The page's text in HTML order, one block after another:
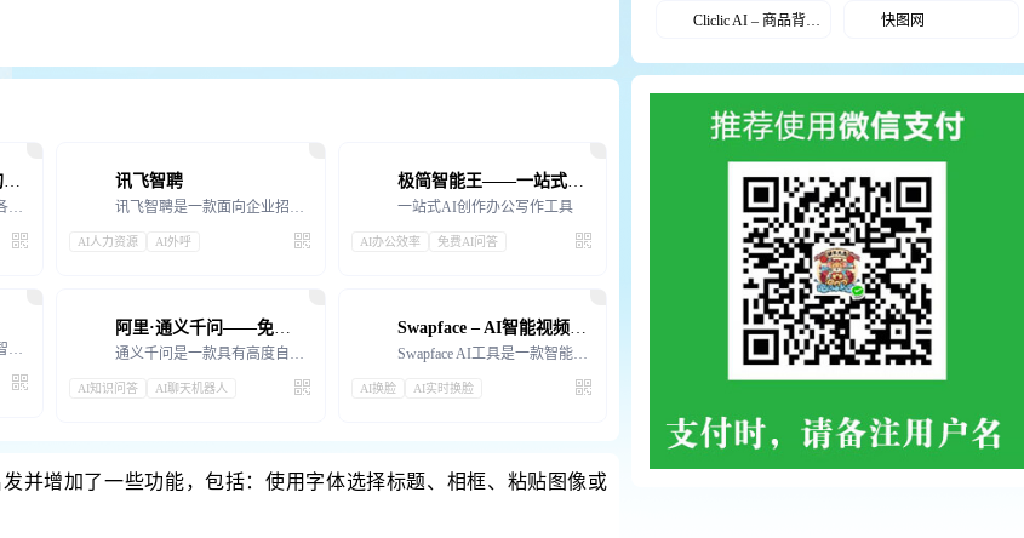
相芯科技——超现实的AI虚拟平台
相芯科技的虚拟人技术为各个行业和领域提供了高度逼真、智能互动的虚拟人物形象和服务，满足了不同场景下的
讯飞智聘
讯飞智聘是一款面向企业招聘全流程的智能化解决方案。运用科大讯飞先进的智能语音、自然语言理解、计算机
AI人力资源 AI外呼
极简智能王——一站式AI创作办公写作平台
一站式AI创作办公写作工具
AI办公效率 免费AI问答
Morphlin 是一款基于人工智能的工具，旨在通过为交易者提供有效的借贷策略、网格策略以及跨市场和
阿里·通义千问——免费好用响应人类指令的大模型
通义千问是一款具有高度自主知识产权的人工智能语言模型，具有强大的语言处理能力
AI知识问答 AI聊天机器人
Swapface – AI智能视频换脸平台
Swapface AI工具是一款智能视频换脸工具，就是最轻、超现实、实时，全球好用的Swapface
AI换脸 AI实时换脸
并增加了一些功能，包括：使用字体选择标题、相框、粘贴图像或
Cliclic AI – 商品背景图编辑器 快图网